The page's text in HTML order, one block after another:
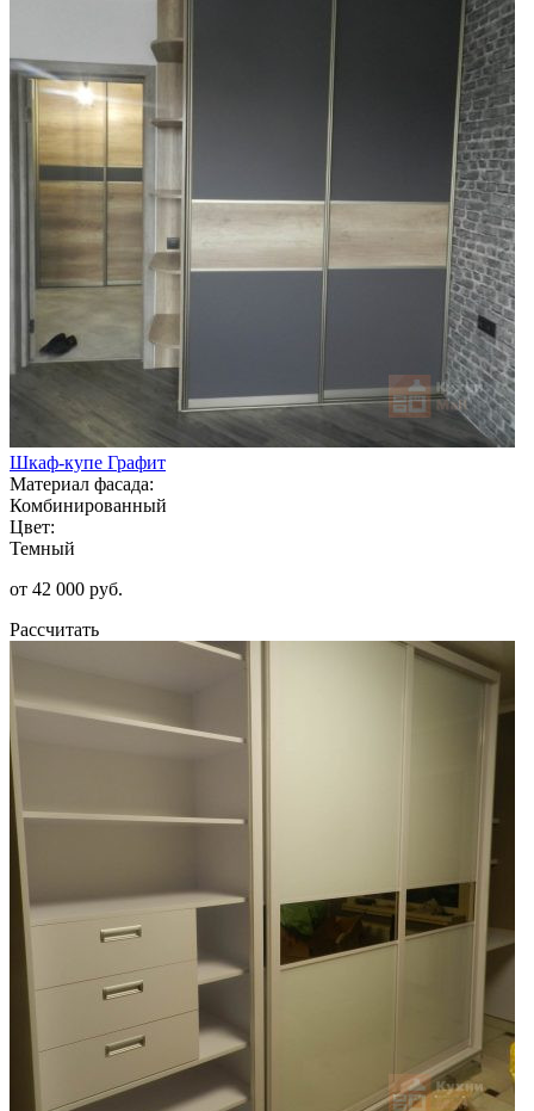
Шкаф-купе Графит
Материал фасада:
Комбинированный
Цвет:
Темный
от 42 000 руб.
Рассчитать